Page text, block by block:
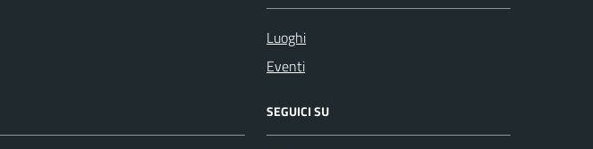
Luoghi
Eventi
SEGUICI SU